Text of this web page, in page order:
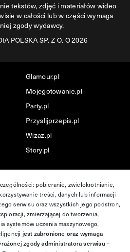
tekstów, zdjęć i materiałów wideo
w całości lub w części wymaga
zgody wydawcy.
POLSKA SP. Z O. O 2026
Glamour.pl
Mojegotowanie.pl
Party.pl
Przyslijprzepis.pl
Wizaz.pl
Story.pl
pobieranie, zwielokrotnianie,
treści, danych lub informacji
serwisu oraz wszystkich jego podstron,
zmierzającej do tworzenia,
systemów uczenia maszynowego,
jest zabronione oraz wymaga
zgody administratora serwisu –